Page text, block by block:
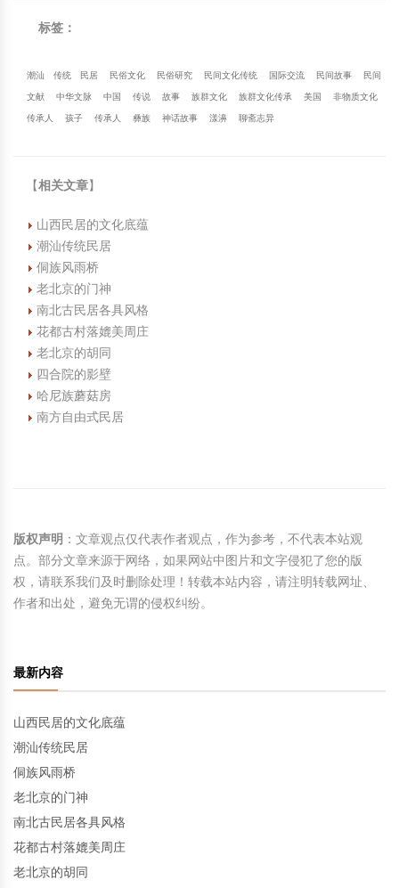
标签：
潮汕 传统 民居 民俗文化 民俗研究 民间文化传统 国际交流 民间故事 民间
文献 中华文脉 中国 传说 故事 族群文化 族群文化传承 美国 非物质文化
传承人 孩子 传承人 彝族 神话故事 漾濞 聊斋志异
【相关文章】
山西民居的文化底蕴
潮汕传统民居
侗族风雨桥
老北京的门神
南北古民居各具风格
花都古村落媲美周庄
老北京的胡同
四合院的影壁
哈尼族蘑菇房
南方自由式民居
版权声明 ：文章观点仅代表作者观点，作为参考，不代表本站观
点。部分文章来源于网络，如果网站中图片和文字侵犯了您的版
权，请联系我们及时删除处理！转载本站内容，请注明转载网址、
作者和出处，避免无谓的侵权纠纷。
最新内容
山西民居的文化底蕴
潮汕传统民居
侗族风雨桥
老北京的门神
南北古民居各具风格
花都古村落媲美周庄
老北京的胡同